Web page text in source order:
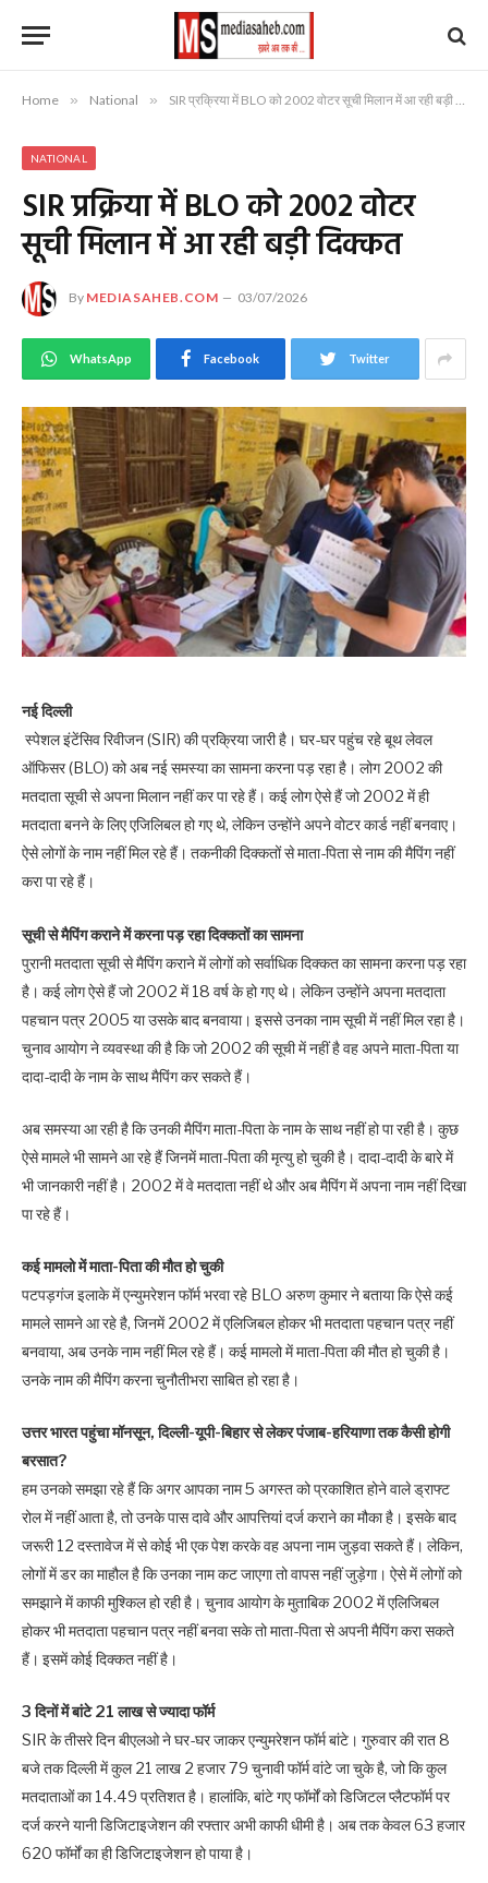
Home » National » SIR प्रक्रिया में BLO को 2002 वोटर सूची मिलान में आ रही बड़ी दिक्कत
NATIONAL
SIR प्रक्रिया में BLO को 2002 वोटर
सूची मिलान में आ रही बड़ी दिक्कत
By MEDIASAHEB.COM 03/07/2026
WhatsApp Facebook Twitter
नई दिल्ली
स्पेशल इंटेंसिव रिवीजन (SIR) की प्रक्रिया जारी है। घर-घर पहुंच रहे बूथ लेवल
ऑफिसर (BLO) को अब नई समस्या का सामना करना पड़ रहा है। लोग 2002 की
मतदाता सूची से अपना मिलान नहीं कर पा रहे हैं। कई लोग ऐसे हैं जो 2002 में ही
मतदाता बनने के लिए एजिलिबल हो गए थे, लेकिन उन्होंने अपने वोटर कार्ड नहीं बनवाए।
ऐसे लोगों के नाम नहीं मिल रहे हैं। तकनीकी दिक्कतों से माता-पिता से नाम की मैपिंग नहीं
करा पा रहे हैं।
सूची से मैपिंग कराने में करना पड़ रहा दिक्कतों का सामना
पुरानी मतदाता सूची से मैपिंग कराने में लोगों को सर्वाधिक दिक्कत का सामना करना पड़ रहा
है। कई लोग ऐसे हैं जो 2002 में 18 वर्ष के हो गए थे। लेकिन उन्होंने अपना मतदाता
पहचान पत्र 2005 या उसके बाद बनवाया। इससे उनका नाम सूची में नहीं मिल रहा है।
चुनाव आयोग ने व्यवस्था की है कि जो 2002 की सूची में नहीं है वह अपने माता-पिता या
दादा-दादी के नाम के साथ मैपिंग कर सकते हैं।
अब समस्या आ रही है कि उनकी मैपिंग माता-पिता के नाम के साथ नहीं हो पा रही है। कुछ
ऐसे मामले भी सामने आ रहे हैं जिनमें माता-पिता की मृत्यु हो चुकी है। दादा-दादी के बारे में
भी जानकारी नहीं है। 2002 में वे मतदाता नहीं थे और अब मैपिंग में अपना नाम नहीं दिखा
पा रहे हैं।
कई मामलो में माता-पिता की मौत हो चुकी
पटपड़गंज इलाके में एन्युमरेशन फॉर्म भरवा रहे BLO अरुण कुमार ने बताया कि ऐसे कई
मामले सामने आ रहे है, जिनमें 2002 में एलिजिबल होकर भी मतदाता पहचान पत्र नहीं
बनवाया, अब उनके नाम नहीं मिल रहे हैं। कई मामलो में माता-पिता की मौत हो चुकी है।
उनके नाम की मैपिंग करना चुनौतीभरा साबित हो रहा है।
उत्तर भारत पहुंचा मॉनसून, दिल्ली-यूपी-बिहार से लेकर पंजाब-हरियाणा तक कैसी होगी
बरसात?
हम उनको समझा रहे हैं कि अगर आपका नाम 5 अगस्त को प्रकाशित होने वाले ड्राफ्ट
रोल में नहीं आता है, तो उनके पास दावे और आपत्तियां दर्ज कराने का मौका है। इसके बाद
जरूरी 12 दस्तावेज में से कोई भी एक पेश करके वह अपना नाम जुड़वा सकते हैं। लेकिन,
लोगों में डर का माहौल है कि उनका नाम कट जाएगा तो वापस नहीं जुड़ेगा। ऐसे में लोगों को
समझाने में काफी मुश्किल हो रही है। चुनाव आयोग के मुताबिक 2002 में एलिजिबल
होकर भी मतदाता पहचान पत्र नहीं बनवा सके तो माता-पिता से अपनी मैपिंग करा सकते
हैं। इसमें कोई दिक्कत नहीं है।
3 दिनों में बांटे 21 लाख से ज्यादा फॉर्म
SIR के तीसरे दिन बीएलओ ने घर-घर जाकर एन्युमरेशन फॉर्म बांटे। गुरुवार की रात 8
बजे तक दिल्ली में कुल 21 लाख 2 हजार 79 चुनावी फॉर्म वांटे जा चुके है, जो कि कुल
मतदाताओं का 14.49 प्रतिशत है। हालांकि, बांटे गए फॉर्मों को डिजिटल प्लैटफॉर्म पर
दर्ज करने यानी डिजिटाइजेशन की रफ्तार अभी काफी धीमी है। अब तक केवल 63 हजार
620 फॉर्मों का ही डिजिटाइजेशन हो पाया है।